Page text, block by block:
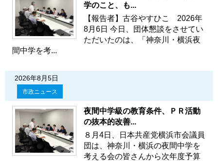
学のこと、も...
【報告者】古谷やすひこ 2026年
8月6日 今日、団体懇談をさせてい
ただいたのは、「神奈川・横浜夜
間中学を考...
2026年8月5日
市政ニュース
夜間中学級の教育条件、ＰＲ活動
の抜本的改善...
８月4日、日本共産党横浜市会議員
団は、神奈川・横浜の夜間中学を
考える会の皆さんから次年度予算